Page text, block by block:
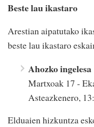
Beste lau ikastaro
Arestian aipatutako
beste lau ikastaro
Ahozko ingelesa
Martxoak 17 -
Asteazkenero,
Elduaien hizkuntza